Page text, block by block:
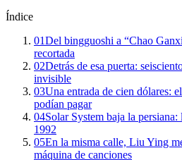
Índice
01Del bingguoshi a “Chao
recortada
02Detrás de esa puerta:
invisible
03Una entrada de cien dólares:
podían pagar
04Solar System baja la
1992
05En la misma calle, Liu Ying
máquina de canciones